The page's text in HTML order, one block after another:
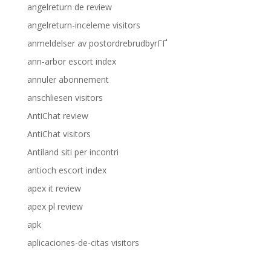
angelreturn de review
angelreturn-inceleme visitors
anmeldelser av postordrebrudbyrГҐ
ann-arbor escort index
annuler abonnement
anschliesen visitors
AntiChat review
AntiChat visitors
Antiland siti per incontri
antioch escort index
apex it review
apex pl review
apk
aplicaciones-de-citas visitors